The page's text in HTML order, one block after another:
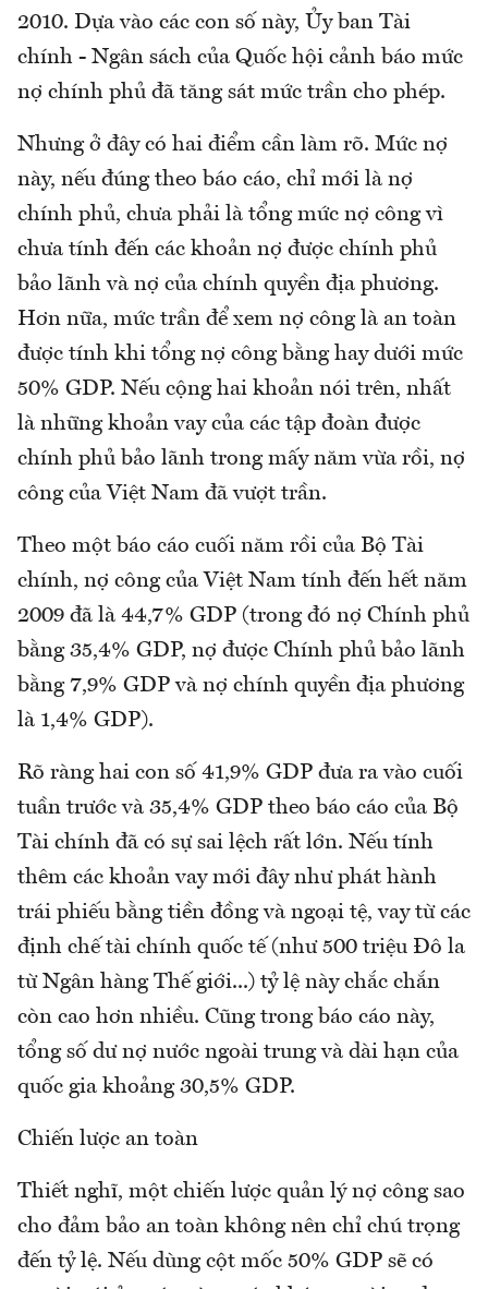
2010. Dựa vào các con số này, Ủy ban Tài
chính - Ngân sách của Quốc hội cảnh báo mức
nợ chính phủ đã tăng sát mức trần cho phép.
Nhưng ở đây có hai điểm cần làm rõ. Mức nợ
này, nếu đúng theo báo cáo, chỉ mới là nợ
chính phủ, chưa phải là tổng mức nợ công vì
chưa tính đến các khoản nợ được chính phủ
bảo lãnh và nợ của chính quyền địa phương.
Hơn nữa, mức trần để xem nợ công là an toàn
được tính khi tổng nợ công bằng hay dưới mức
50% GDP. Nếu cộng hai khoản nói trên, nhất
là những khoản vay của các tập đoàn được
chính phủ bảo lãnh trong mấy năm vừa rồi, nợ
công của Việt Nam đã vượt trần.
Theo một báo cáo cuối năm rồi của Bộ Tài
chính, nợ công của Việt Nam tính đến hết năm
2009 đã là 44,7% GDP (trong đó nợ Chính phủ
bằng 35,4% GDP, nợ được Chính phủ bảo lãnh
bằng 7,9% GDP và nợ chính quyền địa phương
là 1,4% GDP).
Rõ ràng hai con số 41,9% GDP đưa ra vào cuối
tuần trước và 35,4% GDP theo báo cáo của Bộ
Tài chính đã có sự sai lệch rất lớn. Nếu tính
thêm các khoản vay mới đây như phát hành
trái phiếu bằng tiền đồng và ngoại tệ, vay từ các
định chế tài chính quốc tế (như 500 triệu Đô la
từ Ngân hàng Thế giới...) tỷ lệ này chắc chắn
còn cao hơn nhiều. Cũng trong báo cáo này,
tổng số dư nợ nước ngoài trung và dài hạn của
quốc gia khoảng 30,5% GDP.
Chiến lược an toàn
Thiết nghĩ, một chiến lược quản lý nợ công sao
cho đảm bảo an toàn không nên chỉ chú trọng
đến tỷ lệ. Nếu dùng cột mốc 50% GDP sẽ có